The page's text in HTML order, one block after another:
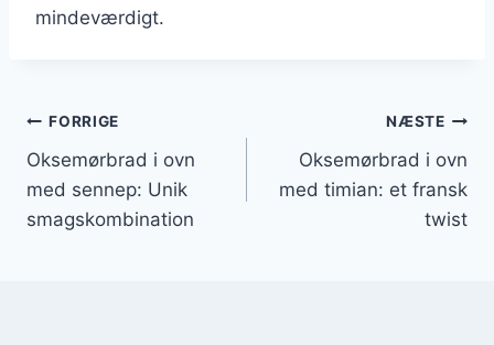
mindeværdigt.
Indlægsnavigation
FORRIGE
Oksemørbrad i ovn
med sennep: Unik
smagskombination
NÆSTE
Oksemørbrad i ovn
med timian: et fransk
twist